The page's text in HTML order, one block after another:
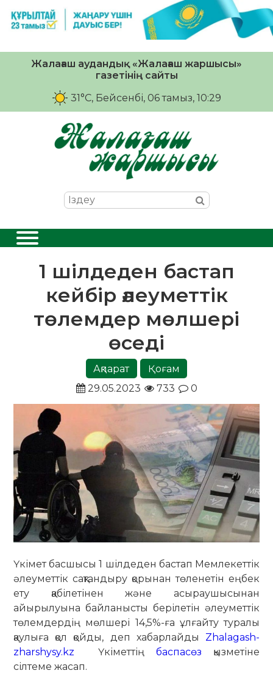
Жалағаш аудандық «Жалағаш жаршысы»
газетінің сайты
31°C, Бейсенбі, 06 тамыз, 10:29
1 шілдеден бастап
кейбір әлеуметтік
төлемдер мөлшері
өседі
Ақпарат
Қоғам
29.05.2023
733 0
Үкімет басшысы 1 шілдеден бастап Мемлекеттік
әлеуметтік сақтандыру қорынан төленетін еңбек
ету қабілетінен және асыраушысынан
айырылуына байланысты берілетін әлеуметтік
төлемдердің мөлшері 14,5%-ға ұлғайту туралы
қаулыға қол қойды, деп хабарлайды Zhalagash-
zharshysy.kz Үкіметтің баспасөз қызметіне
сілтеме жасап.